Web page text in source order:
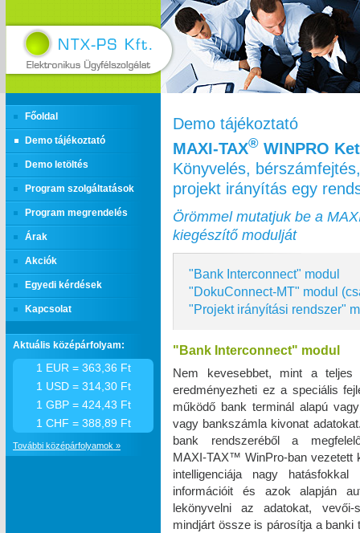
Főoldal
Demo tájékoztató
Demo letöltés
Program szolgáltatások
Program megrendelés
Árak
Akciók
Egyedi kérdések
Kapcsolat
Demo tájékoztató
MAXI‑TAX® WINPRO
Könyvelés,
projekt irányítás egy
Örömmel mutatjuk be a
kiegészítő modulját
"Bank Interconnect" modul
"DokuConnect-MT" modul
"Projekt irányítási rendszer"
"Bank Interconnect" modul
Nem kevesebbet, mint a teljes
eredményezheti ez a speciális
működő bank terminál alapú
vagy bankszámla kivonat
bank rendszeréből a
MAXI‑TAX™ WinPro-ban vezetett
intelligenciája nagy
információit és azok alapján
lekönyvelni az adatokat, vevői-
mindjárt össze is párosítja a
Aktuális középárfolyam:
1 EUR = 363,36 Ft
1 USD = 314,30 Ft
1 GBP = 424,43 Ft
1 CHF = 388,89 Ft
További középárfolyamok »